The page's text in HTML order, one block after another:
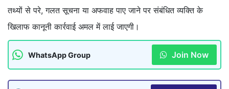
तथ्यों से परे, गलत सूचना या अफवाह पाए जाने पर संबंधित व्यक्ति के
खिलाफ कानूनी कार्रवाई अमल में लाई जाएगी।
WhatsApp Group Join Now